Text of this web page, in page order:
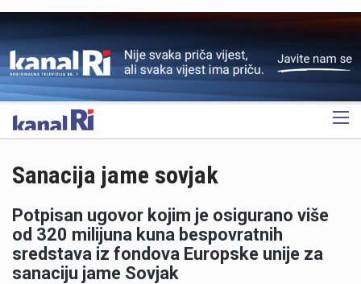
OGLAS
Sanacija jame sovjak
Potpisan ugovor kojim je osigurano više
od 320 milijuna kuna bespovratnih
sredstava iz fondova Europske unije za
sanaciju jame Sovjak